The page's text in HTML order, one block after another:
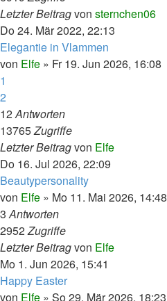
Letzter Beitragvon sternchen06
Do 24. Mär 2022, 22:13
Elegantie in Vlammen
von Elfe » Fr 19. Jun 2026, 16:08
1
2
12Antworten
13765Zugriffe
Letzter Beitragvon Elfe
Do 16. Jul 2026, 22:09
Beautypersonality
von Elfe » Mo 11. Mai 2026, 14:48
3Antworten
2952Zugriffe
Letzter Beitragvon Elfe
Mo 1. Jun 2026, 15:41
Happy Easter
von Elfe » So 29. Mär 2026, 18:23